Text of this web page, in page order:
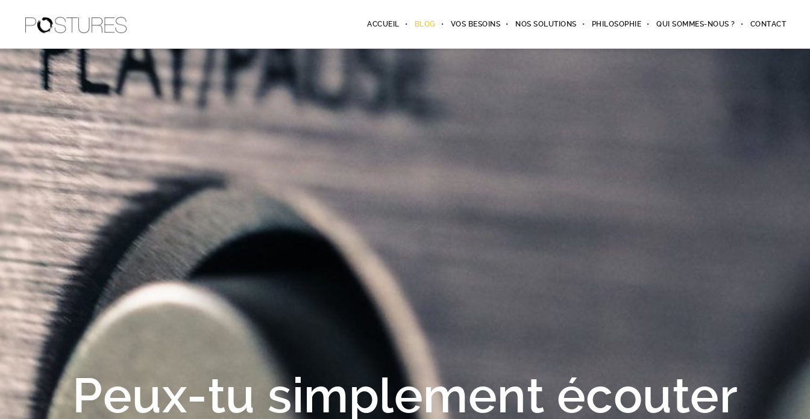
ACCUEIL BLOG VOS BESOINS NOS SOLUTIONS PHILOSOPHIE QUI SOMMES-NOUS ? CONTACT
Peux-tu simplement écouter